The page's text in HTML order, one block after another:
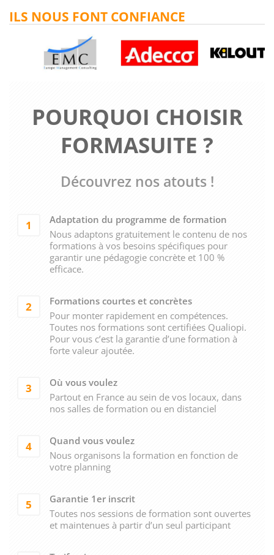
POURQUOI CHOISIR
FORMASUITE ?
Découvrez nos atouts !
1
Adaptation du programme de formation
Nous adaptons gratuitement le contenu de nos
formations à vos besoins spécifiques pour
garantir une pédagogie concrète et 100 %
efficace.
2
Formations courtes et concrètes
Pour monter rapidement en compétences.
Toutes nos formations sont certifiées Qualiopi.
Pour vous c’est la garantie d’une formation à
forte valeur ajoutée.
3
Où vous voulez
Partout en France au sein de vos locaux, dans
nos salles de formation ou en distanciel
4
Quand vous voulez
Nous organisons la formation en fonction de
votre planning
5
Garantie 1er inscrit
Toutes nos sessions de formation sont ouvertes
et maintenues à partir d’un seul participant
ILS NOUS FONT CONFIANCE